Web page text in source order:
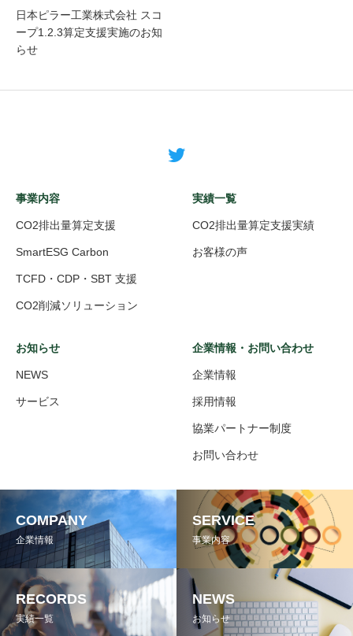
日本ピラー工業株式会社 スコ
ープ1.2.3算定支援実施のお知
らせ
事業内容
CO2排出量算定支援
SmartESG Carbon
TCFD・CDP・SBT 支援
CO2削減ソリューション
実績一覧
CO2排出量算定支援実績
お客様の声
お知らせ
NEWS
サービス
企業情報・お問い合わせ
企業情報
採用情報
協業パートナー制度
お問い合わせ
COMPANY
企業情報
SERVICE
事業内容
RECORDS
実績一覧
NEWS
お知らせ